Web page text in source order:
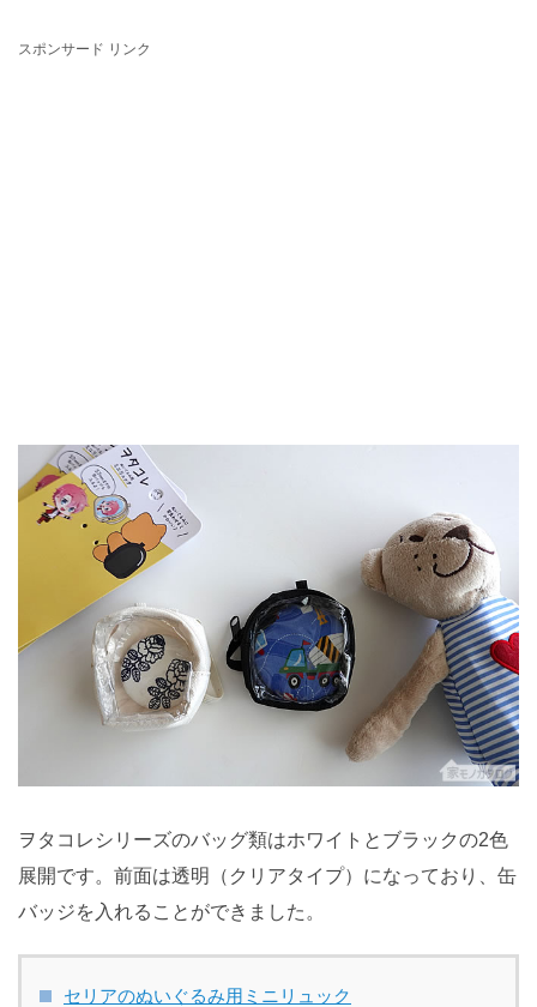
スポンサード リンク
ヲタコレシリーズのバッグ類はホワイトとブラックの2色
展開です。前面は透明（クリアタイプ）になっており、缶
バッジを入れることができました。
セリアのぬいぐるみ用ミニリュック